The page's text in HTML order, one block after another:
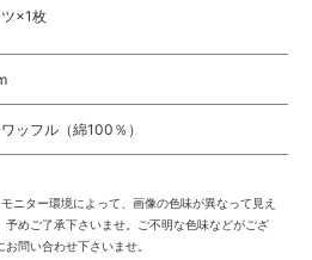
×1枚
ッフル（綿100％）
ニター環境によって、画像の色味が異なって見え
予めご了承下さいませ。ご不明な色味などがござ
問い合わせ下さいませ。